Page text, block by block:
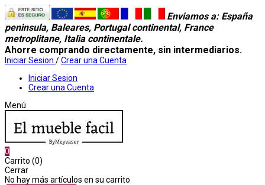
Enviamos a: España
peninsula, Baleares, Portugal continental, France
metroplitane, Italia continentale.
Ahorre comprando directamente, sin intermediarios.
Iniciar Sesion /Crear una Cuenta
Iniciar Sesion
Crear una Cuenta
Menú
0
Carrito (0)
Cerrar
No hay más artículos en su carrito